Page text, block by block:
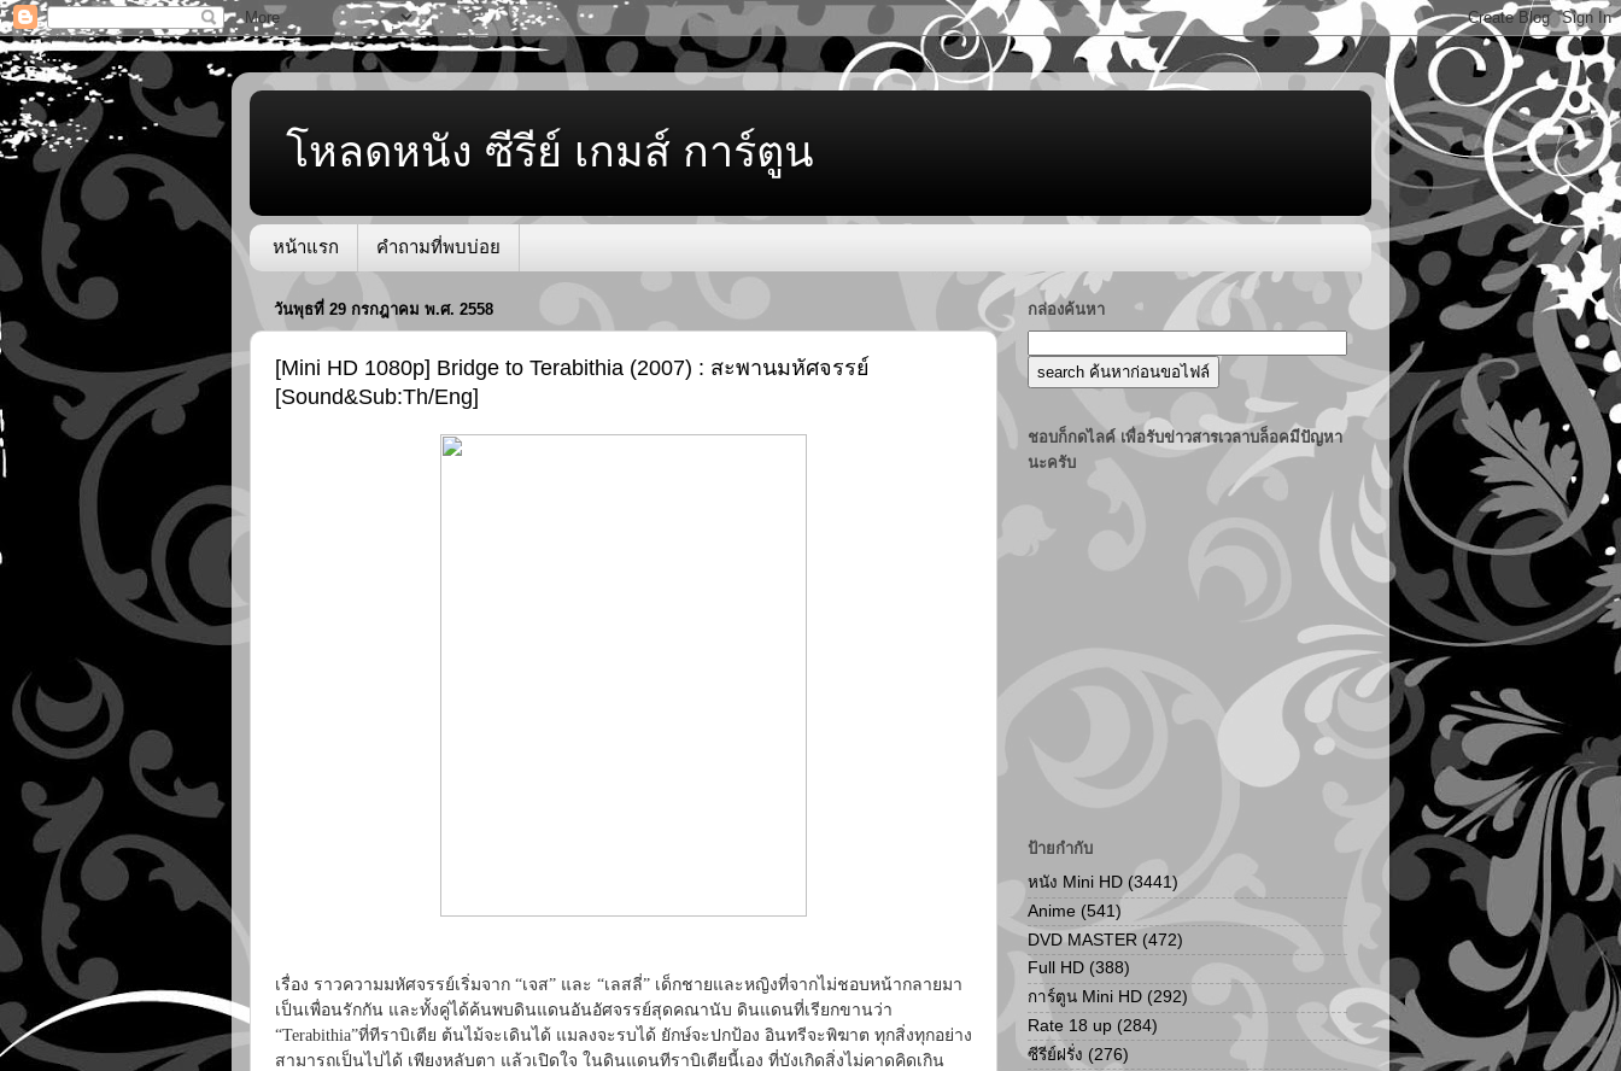
โหลดหนัง ซีรีย์ เกมส์ การ์ตูน
หน้าแรก คำถามที่พบบ่อย
วันพุธที่ 29 กรกฎาคม พ.ศ. 2558
[Mini HD 1080p] Bridge to Terabithia (2007) : สะพานมหัศจรรย์
[Sound&Sub:Th/Eng]
เรื่อง ราวความมหัศจรรย์เริ่มจาก “เจส” และ “เลสลี่” เด็กชายและหญิงที่จากไม่ชอบหน้ากลายมา
เป็นเพื่อนรักกัน และทั้งคู่ได้ค้นพบดินแดนอันอัศจรรย์สุดคณานับ ดินแดนที่เรียกขานว่า
“Terabithia”ที่ทีราบิเตีย ต้นไม้จะเดินได้ แมลงจะรบได้ ยักษ์จะปกป้อง อินทรีจะพิฆาต ทุกสิ่งทุกอย่าง
สามารถเป็นไปได้ เพียงหลับตา แล้วเปิดใจ ในดินแดนทีราบิเตียนี้เอง ที่บังเกิดสิ่งไม่คาดคิดเกิน
กล่องค้นหา
ชอบก็กดไลค์ เพื่อรับข่าวสารเวลาบล็อคมีปัญหา
นะครับ
ป้ายกำกับ
หนัง Mini HD (3441)
Anime (541)
DVD MASTER (472)
Full HD (388)
การ์ตูน Mini HD (292)
Rate 18 up (284)
ซีรีย์ฝรั่ง (276)